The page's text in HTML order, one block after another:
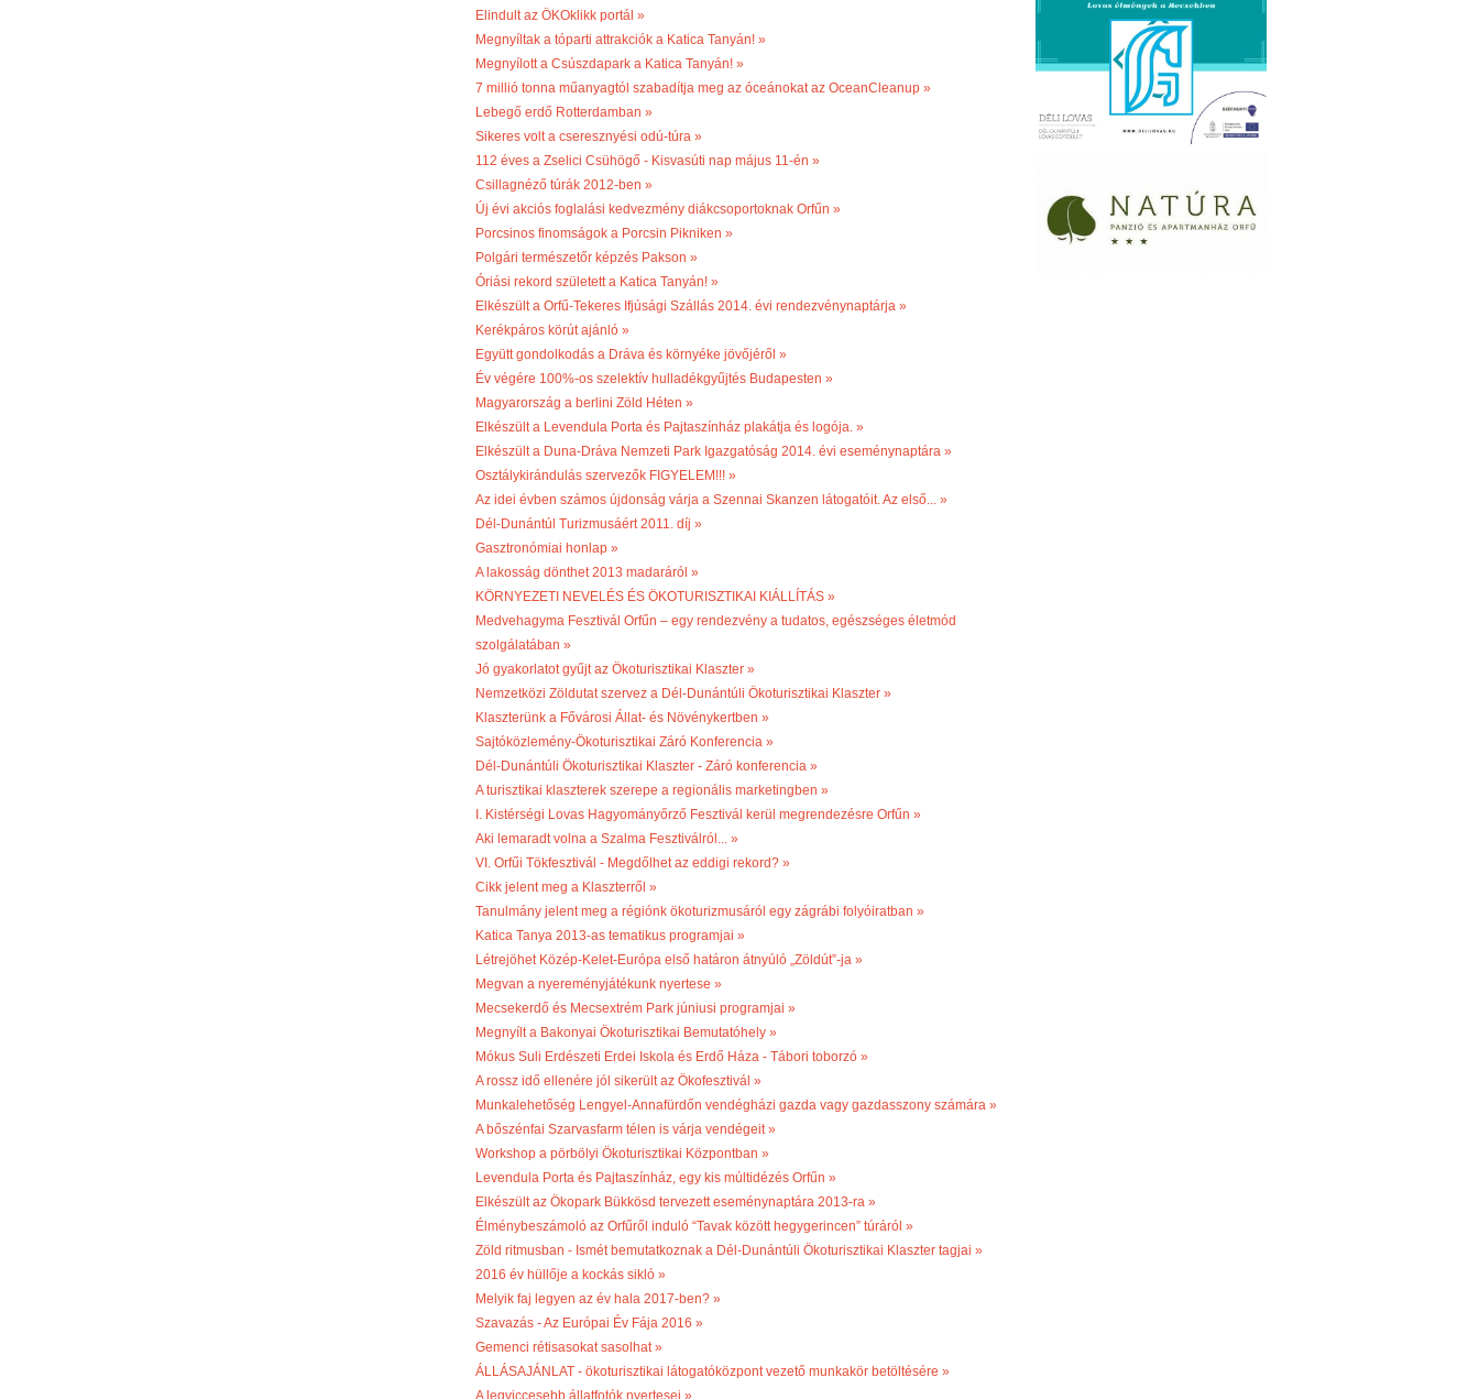
Elindult az ÖKOklikk portál »
Megnyíltak a tóparti attrakciók a Katica Tanyán! »
Megnyílott a Csúszdapark a Katica Tanyán! »
7 millió tonna műanyagtól szabadítja meg az óceánokat az OceanCleanup »
Lebegő erdő Rotterdamban »
Sikeres volt a cseresznyési odú-túra »
112 éves a Zselici Csühögő - Kisvasúti nap május 11-én »
Csillagnéző túrák 2012-ben »
Új évi akciós foglalási kedvezmény diákcsoportoknak Orfűn »
Porcsinos finomságok a Porcsin Pikniken »
Polgári természetőr képzés Pakson »
Óriási rekord született a Katica Tanyán! »
Elkészült a Orfű-Tekeres Ifjúsági Szállás 2014. évi rendezvénynaptárja »
Kerékpáros körút ajánló »
Együtt gondolkodás a Dráva és környéke jövőjéről »
Év végére 100%-os szelektív hulladékgyűjtés Budapesten »
Magyarország a berlini Zöld Héten »
Elkészült a Levendula Porta és Pajtaszínház plakátja és logója. »
Elkészült a Duna-Dráva Nemzeti Park Igazgatóság 2014. évi eseménynaptára »
Osztálykirándulás szervezők FIGYELEM!!! »
Az idei évben számos újdonság várja a Szennai Skanzen látogatóit. Az első... »
Dél-Dunántúl Turizmusáért 2011. díj »
Gasztronómiai honlap »
A lakosság dönthet 2013 madaráról »
KÖRNYEZETI NEVELÉS ÉS ÖKOTURISZTIKAI KIÁLLÍTÁS »
Medvehagyma Fesztivál Orfűn – egy rendezvény a tudatos, egészséges életmód
szolgálatában »
Jó gyakorlatot gyűjt az Ökoturisztikai Klaszter »
Nemzetközi Zöldutat szervez a Dél-Dunántúli Ökoturisztikai Klaszter »
Klaszterünk a Fővárosi Állat- és Növénykertben »
Sajtóközlemény-Ökoturisztikai Záró Konferencia »
Dél-Dunántúli Ökoturisztikai Klaszter - Záró konferencia »
A turisztikai klaszterek szerepe a regionális marketingben »
I. Kistérségi Lovas Hagyományőrző Fesztivál kerül megrendezésre Orfűn »
Aki lemaradt volna a Szalma Fesztiválról... »
VI. Orfűi Tökfesztivál - Megdőlhet az eddigi rekord? »
Cikk jelent meg a Klaszterről »
Tanulmány jelent meg a régiónk ökoturizmusáról egy zágrábi folyóiratban »
Katica Tanya 2013-as tematikus programjai »
Létrejöhet Közép-Kelet-Európa első határon átnyúló „Zöldút”-ja »
Megvan a nyereményjátékunk nyertese »
Mecsekerdő és Mecsextrém Park júniusi programjai »
Megnyílt a Bakonyai Ökoturisztikai Bemutatóhely »
Mókus Suli Erdészeti Erdei Iskola és Erdő Háza - Tábori toborzó »
A rossz idő ellenére jól sikerült az Ökofesztivál »
Munkalehetőség Lengyel-Annafürdőn vendégházi gazda vagy gazdasszony számára »
A bőszénfai Szarvasfarm télen is várja vendégeit »
Workshop a pörbölyi Ökoturisztikai Központban »
Levendula Porta és Pajtaszínház, egy kis múltidézés Orfűn »
Elkészült az Ökopark Bükkösd tervezett eseménynaptára 2013-ra »
Élménybeszámoló az Orfűről induló “Tavak között hegygerincen” túráról »
Zöld ritmusban - Ismét bemutatkoznak a Dél-Dunántúli Ökoturisztikai Klaszter tagjai »
2016 év hüllője a kockás sikló »
Melyik faj legyen az év hala 2017-ben? »
Szavazás - Az Európai Év Fája 2016 »
Gemenci rétisasokat sasolhat »
ÁLLÁSAJÁNLAT - ökoturisztikai látogatóközpont vezető munkakör betöltésére »
A legviccesebb állatfotók nyertesei »